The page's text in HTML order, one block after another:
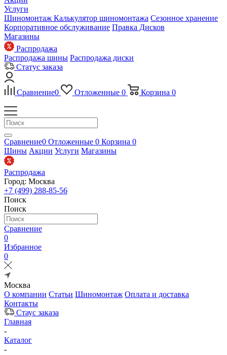
Услуги
Шиномонтаж Калькулятор шиномонтажа Сезонное хранение
Корпоративное обслуживание Правка Дисков
Магазины
Распродажа
Распродажа шины Распродажа диски
Статус заказа
Сравнение0 Отложенные 0 Корзина 0
Сравнение0 Отложенные 0 Корзина 0
Шины Акции Услуги Магазины
Распродажа
Город: Москва
+7 (499) 288-85-56
Поиск
Поиск
Сравнение
0
Избранное
0
Москва
О компании Статьи Шиномонтаж Оплата и доставка
Контакты
Стаус заказа
Главная
-
Каталог
-